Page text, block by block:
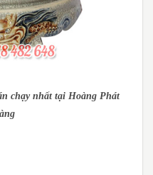
chạy nhất tại Hoàng Phát